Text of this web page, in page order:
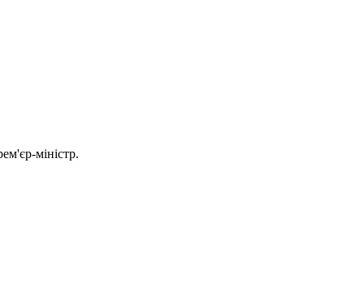
міністр.